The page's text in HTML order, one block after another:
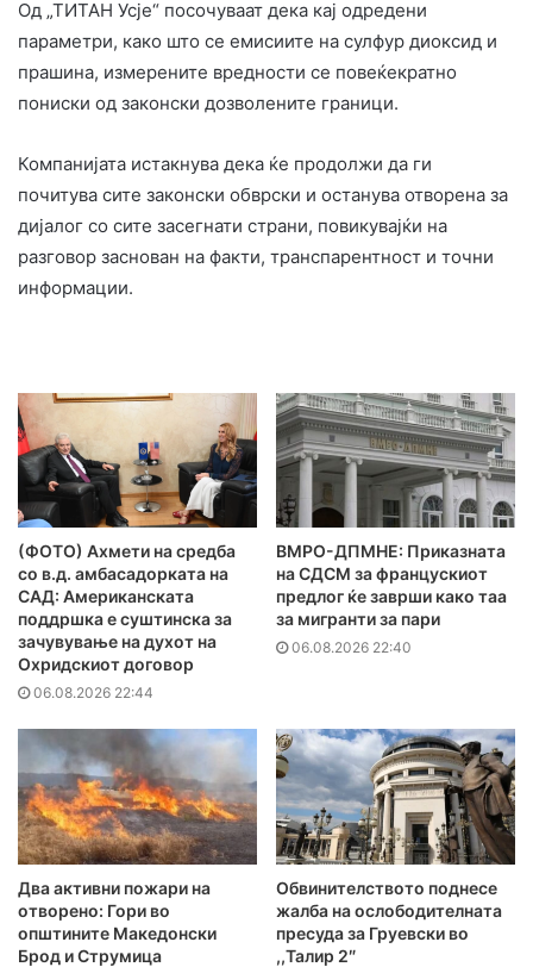
Од „ТИТАН Усје“ посочуваат дека кај одредени
параметри, како што се емисиите на сулфур диоксид и
прашина, измерените вредности се повеќекратно
пониски од законски дозволените граници.
Компанијата истакнува дека ќе продолжи да ги
почитува сите законски обврски и останува отворена за
дијалог со сите засегнати страни, повикувајќи на
разговор заснован на факти, транспарентност и точни
информации.
(ФОТО) Ахмети на средба
со в.д. амбасадорката на
САД: Американската
поддршка е суштинска за
зачувување на духот на
Охридскиот договор
06.08.2026 22:44
ВМРО-ДПМНЕ: Приказната
на СДСМ за францускиот
предлог ќе заврши како таа
за мигранти за пари
06.08.2026 22:40
Два активни пожари на
отворено: Гори во
општините Македонски
Брод и Струмица
Обвинителството поднесе
жалба на ослободителната
пресуда за Груевски во
,,Талир 2″